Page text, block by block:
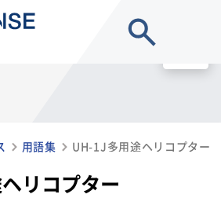
用語集 UH-1J多用途ヘリコプター
リコプター